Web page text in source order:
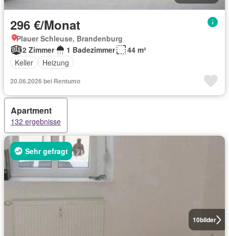
296 €/Monat
Plauer Schleuse, Brandenburg
2 Zimmer
1 Badezimmer
44 m²
Keller
Heizung
20.06.2026 bei Rentumo
Apartment
132 ergebnisse
10bilder
Sehr gefragt